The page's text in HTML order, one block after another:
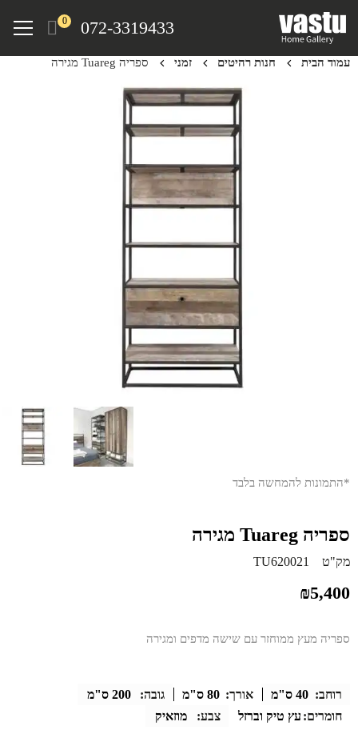
072-3319433
0
Menu
עמוד הבית חנות רהיטים זמני ספריה Tuareg מגירה
*התמונות להמחשה בלבד
ספריה Tuareg מגירה
מק"ט TU620021
₪5,400
ספריה מעץ ממוחזר עם שישה מדפים ומגירה
רוחב: 40 ס"מ אורך: 80 ס"מ גובה:
200 ס"מ
חומרים: עץ טיק וברזל צבע: מוזאיק